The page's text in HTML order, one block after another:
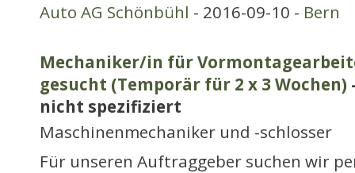
Auto AG Schönbühl - 2016-09-10 - Bern
Mechaniker/in für
gesucht (Temporär für 2 x 3 Wochen)
nicht spezifiziert
Maschinenmechaniker und -schlosser
Für unseren Auftraggeber suchen wir